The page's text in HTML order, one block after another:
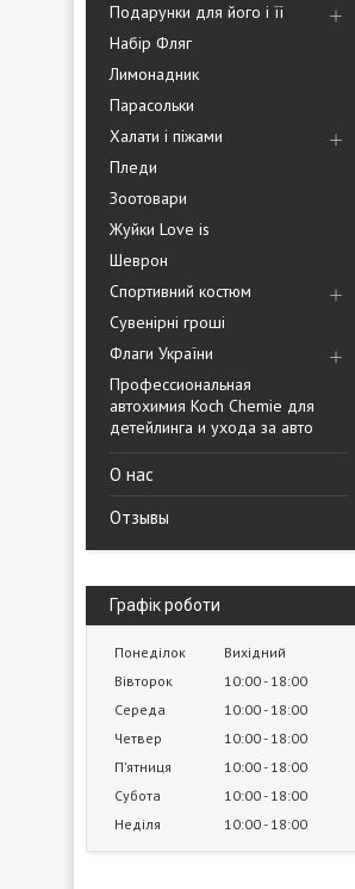
Подарунки для його і її
Набір Фляг
Лимонадник
Парасольки
Халати і піжами
Пледи
Зоотовари
Жуйки Love is
Шеврон
Спортивний костюм
Сувенірні гроші
Флаги України
Профессиональная
автохимия Koch Chemie для
детейлинга и ухода за авто
О нас
Отзывы
Графік роботи
Понеділок
Вихідний
Вівторок
10:00 18:00
Середа
10:00 18:00
Четвер
10:00 18:00
Пʼятниця
10:00 18:00
Субота
10:00 18:00
Неділя
10:00 18:00